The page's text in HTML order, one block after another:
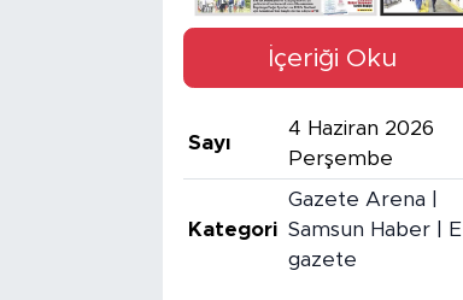
İçeriği Oku
Sayı
4 Haziran 2026
Perşembe
Kategori
Gazete Arena |
Samsun Haber | E
gazete